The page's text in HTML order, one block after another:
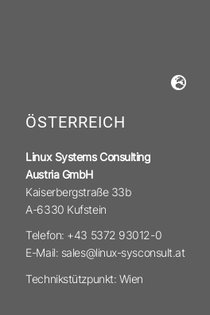
ÖSTERREICH
Linux Systems Consulting
Austria GmbH
Kaiserbergstraße 33b
A-6330 Kufstein
Telefon: +43 5372 93012-0
E-Mail: sales@linux-sysconsult.at
Technikstützpunkt: Wien